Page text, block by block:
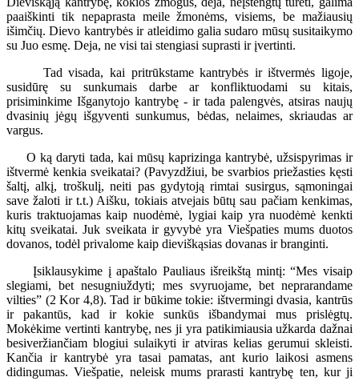
paaiškinti tik nepaprasta meile žmonėms, visiems, be mažiausių
išimčių. Dievo kantrybės ir atleidimo galia sudaro mūsų susitaikymo
su Juo esmę. Deja, ne visi tai stengiasi suprasti ir įvertinti.
Tad visada, kai pritrūkstame kantrybės ir ištvermės ligoje,
susidūrę su sunkumais darbe ar konfliktuodami su kitais,
prisiminkime Išganytojo kantrybę - ir tada palengvės, atsiras naujų
dvasinių jėgų išgyventi sunkumus, bėdas, nelaimes, skriaudas ar
vargus.
O ką daryti tada, kai mūsų kaprizinga kantrybė, užsispyrimas ir
ištvermė kenkia sveikatai? (Pavyzdžiui, be svarbios priežasties kęsti
šaltį, alkį, troškulį, neiti pas gydytoją rimtai susirgus, sąmoningai
save žaloti ir t.t.) Aišku, tokiais atvejais būtų sau pačiam kenkimas,
kuris traktuojamas kaip nuodėmė, lygiai kaip yra nuodėmė kenkti
kitų sveikatai. Juk sveikata ir gyvybė yra Viešpaties mums duotos
dovanos, todėl privalome kaip dieviškąsias dovanas ir branginti.
Įsiklausykime į apaštalo Pauliaus išreikštą mintį: “Mes visaip
slegiami, bet nesugniuždyti; mes svyruojame, bet neprarandame
vilties” (2 Kor 4,8). Tad ir būkime tokie: ištvermingi dvasia, kantrūs
ir pakantūs, kad ir kokie sunkūs išbandymai mus prislėgtų.
Mokėkime vertinti kantrybę, nes ji yra patikimiausia užkarda dažnai
besiveržiančiam blogiui sulaikyti ir atviras kelias gerumui skleisti.
Kančia ir kantrybė yra tasai pamatas, ant kurio laikosi asmens
didingumas. Viešpatie, neleisk mums prarasti kantrybę ten, kur ji